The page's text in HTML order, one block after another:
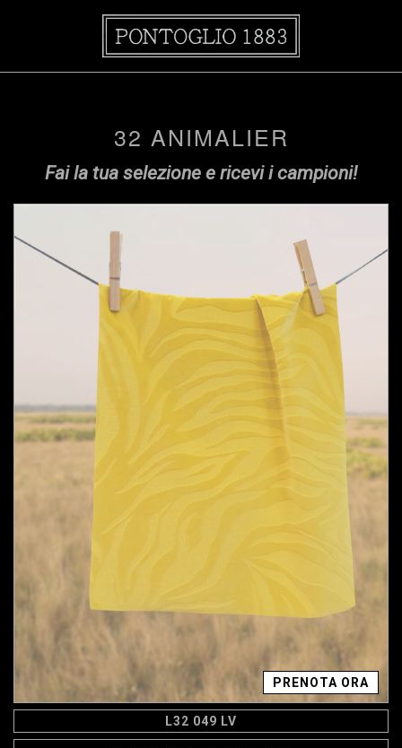
32 ANIMALIER
Fai la tua selezione e ricevi i campioni!
PRENOTA ORA
L32 049 LV